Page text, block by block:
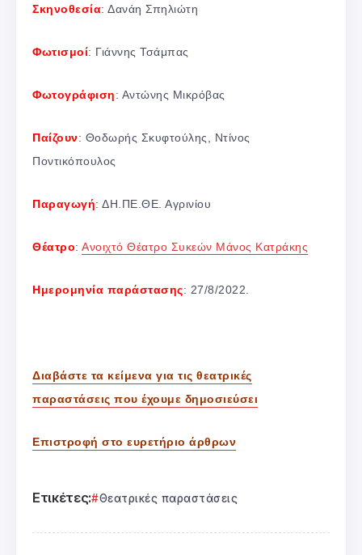
Σκηνοθεσία: Δανάη Σπηλιώτη
Φωτισμοί: Γιάννης Τσάμπας
Φωτογράφιση: Αντώνης Μικρόβας
Παίζουν: Θοδωρής Σκυφτούλης, Ντίνος
Ποντικόπουλος
Παραγωγή: ΔΗ.ΠΕ.ΘΕ. Αγρινίου
Θέατρο: Ανοιχτό Θέατρο Συκεών Μάνος Κατράκης
Ημερομηνία παράστασης: 27/8/2022.
Διαβάστε τα κείμενα για τις θεατρικές
παραστάσεις που έχουμε δημοσιεύσει
Επιστροφή στο ευρετήριο άρθρων
Ετικέτες: Θεατρικές παραστάσεις